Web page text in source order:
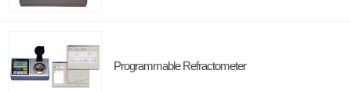
Programmable Refractometer